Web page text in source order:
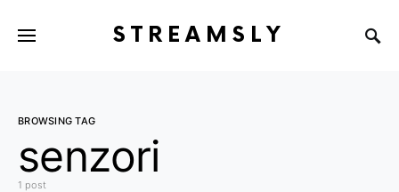
STREAMSLY
BROWSING TAG
senzori
1 post